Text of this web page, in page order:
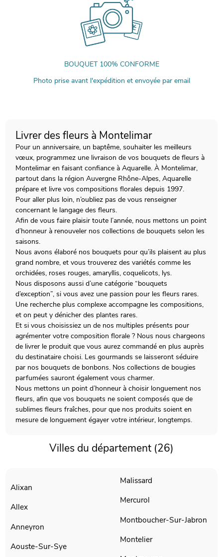
BOUQUET 100% CONFORME
Photo prise avant l'expédition et envoyée par email
Livrer des fleurs à Montelimar
Pour un anniversaire, un baptême, souhaiter les meilleurs
vœux, programmez une livraison de vos bouquets de fleurs à
Montelimar en faisant confiance à Aquarelle. À Montelimar,
partout dans la région Auvergne Rhône-Alpes, Aquarelle
prépare et livre vos compositions florales depuis 1997.
Pour aller plus loin, n’oubliez pas de vous renseigner
concernant le langage des fleurs.
Afin de vous faire plaisir toute l’année, nous mettons un point
d’honneur à renouveler nos collections de bouquets selon les
saisons.
Nous avons élaboré nos bouquets pour qu’ils plaisent au plus
grand nombre, et vous trouverez des variétés comme les
orchidées, roses rouges, amaryllis, coquelicots, lys.
Nous disposons aussi d’une catégorie “bouquets
d’exception”, si vous avez une passion pour les fleurs rares.
Une recherche plus complexe accompagne les compositions,
et on peut y dénicher des plantes rares.
Et si vous choisissiez un de nos multiples présents pour
agrémenter votre composition florale ? Nous nous chargeons
de livrer le produit que vous aurez commandé en plus auprès
du destinataire choisi. Les gourmands se laisseront séduire
par nos bouquets de bonbons. Nos collections de bougies
parfumées sauront également vous charmer.
Nous mettons un point d’honneur à choisir longuement nos
fleurs, afin que vos bouquets ne soient composés que de
sublimes fleurs fraîches, pour que nos produits soient en
mesure de longuement égayer votre intérieur, longtemps.
Villes du département (26)
Alixan
Allex
Anneyron
Aouste-Sur-Sye
Malissard
Mercurol
Montboucher-Sur-Jabron
Montelier